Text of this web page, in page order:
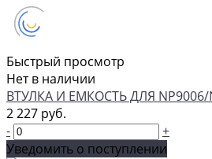
Быстрый просмотр
Нет в наличии
ВТУЛКА И ЕМКОСТЬ ДЛЯ NP9006/
2 227 руб.
-
+
Уведомить о поступлении